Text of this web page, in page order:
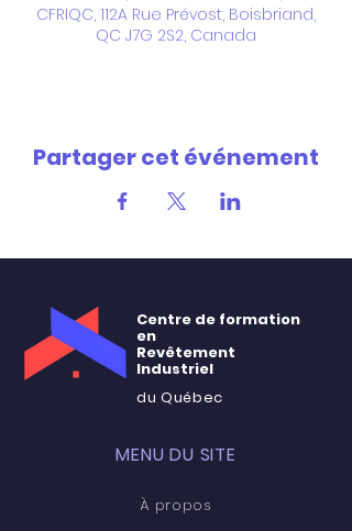
CFRIQC, 112A Rue Prévost, Boisbriand,
QC J7G 2S2, Canada
Partager cet événement
Centre de formation
en
Revêtement
Industriel
du Québec
MENU DU SITE
À propos